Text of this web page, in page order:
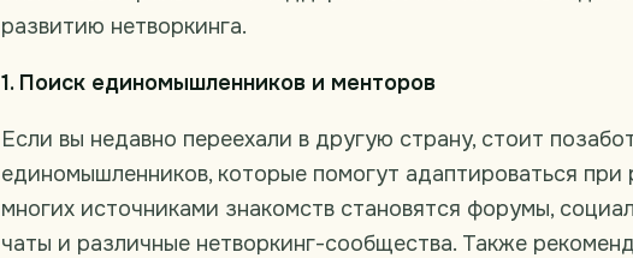
развитию нетворкинга.
1. Поиск единомышленников и менторов
Если вы недавно переехали в другую страну, стоит
единомышленников, которые помогут адаптироваться при
многих источниками знакомств становятся форумы,
чаты и различные нетворкинг-сообщества. Также